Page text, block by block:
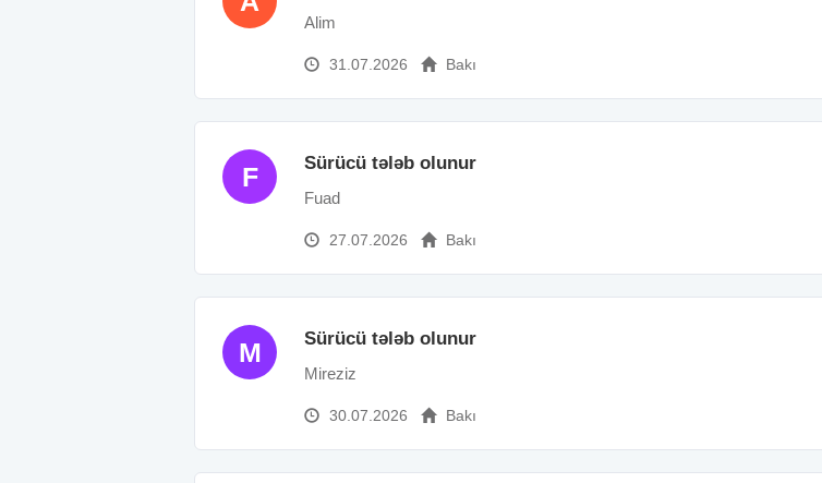
Alim
31.07.2026 Bakı
F Sürücü tələb olunur
Fuad
27.07.2026 Bakı
M Sürücü tələb olunur
Mireziz
30.07.2026 Bakı